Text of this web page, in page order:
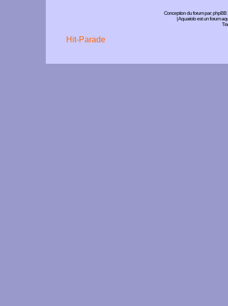
Conception du forum par:phpBB
| Aquariolo est un forum